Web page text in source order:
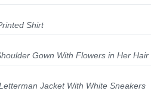
Shirt
Gown With Flowers in Her Hair
Jacket With White Sneakers